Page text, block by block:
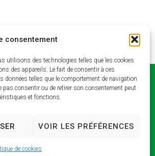
consentement
utilisons des technologies telles que les cookies
des appareils. Le fait de consentir à ces
données telles que le comportement de navigation
pas consentir ou de retirer son consentement peut
et fonctions.
VOIR LES PRÉFÉRENCES
de cookies
Horaires
Lundi et jeudi : 9h –
Mardi : 9h – 13h / 14h –